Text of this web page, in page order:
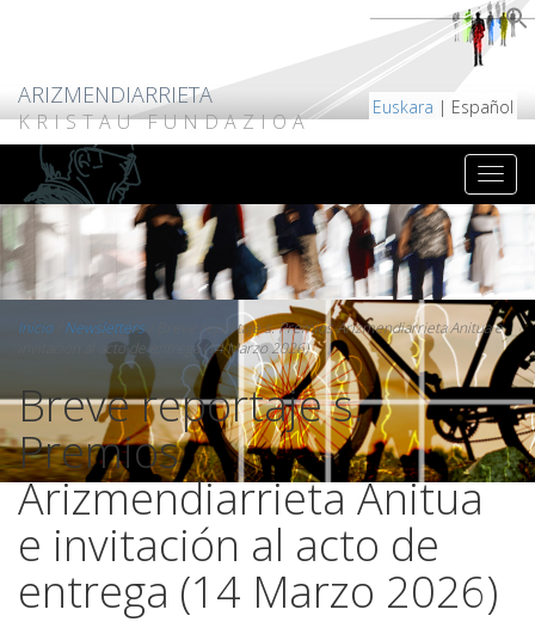
ARIZMENDIARRIETA
KRISTAU FUNDAZIOA
Euskara | Español
Inicio/ Newsletters/
Breve reportaje s. Premios Arizmendiarrieta Anitua e
invitación al acto de entrega (14 Marzo 2026)
Breve reportaje s.
Premios
Arizmendiarrieta Anitua
e invitación al acto de
entrega (14 Marzo 2026)